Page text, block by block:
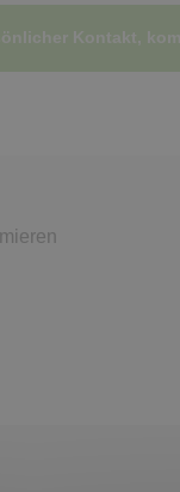
Kontakt,